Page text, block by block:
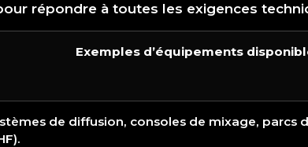
répondre à toutes les exigences
Exemples d’équipements
de diffusion, consoles de mixage, parcs